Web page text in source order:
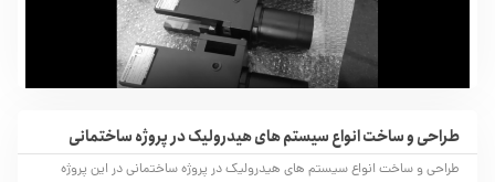
طراحی و ساخت انواع سیستم های هیدرولیک در پروژه ساختمانی
طراحی و ساخت انواع سیستم های هیدرولیک در پروژه ساختمانی در این پروژه